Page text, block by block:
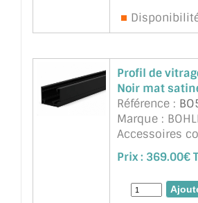
Profil de
Noir mat
Référence :
Marque :
Accessoires
commander :
l'épaisseur de
sûre et
en comb ...
Prix : 369.00€